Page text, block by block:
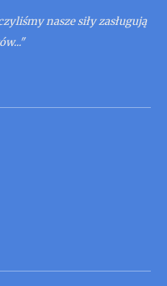
nasze siły zasługują